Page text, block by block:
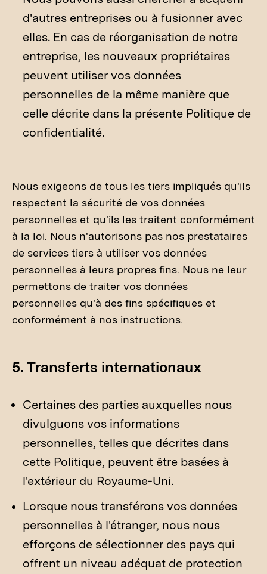
d'autres entreprises ou à fusionner avec
elles. En cas de réorganisation de notre
entreprise, les nouveaux propriétaires
peuvent utiliser vos données
personnelles de la même manière que
celle décrite dans la présente Politique de
confidentialité.
Nous exigeons de tous les tiers impliqués qu'ils
respectent la sécurité de vos données
personnelles et qu'ils les traitent conformément
à la loi. Nous n'autorisons pas nos prestataires
de services tiers à utiliser vos données
personnelles à leurs propres fins. Nous ne leur
permettons de traiter vos données
personnelles qu'à des fins spécifiques et
conformément à nos instructions.
5. Transferts internationaux
Certaines des parties auxquelles nous
divulguons vos informations
personnelles, telles que décrites dans
cette Politique, peuvent être basées à
l'extérieur du Royaume-Uni.
Lorsque nous transférons vos données
personnelles à l'étranger, nous nous
efforçons de sélectionner des pays qui
offrent un niveau adéquat de protection